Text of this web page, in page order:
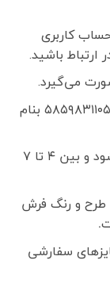
کاربری
ارتباط باشید.
می‌گیرد.
شماره کارت جهت پرداخت بیعانه ۵۸۵۹۸۳۱۱۰۵۵۵۱۹۱۴ بنام
ارسال‌های شهرستان با باربری انجام می‌شود و بین ۴ تا ۷
و رنگ فرش
.
سفارشی